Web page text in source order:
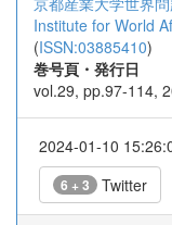
Institute for World
(ISSN:03885410)
巻号頁・発行日
vol.29, pp.97-114,
2024-01-10
6 + 3 Twitter